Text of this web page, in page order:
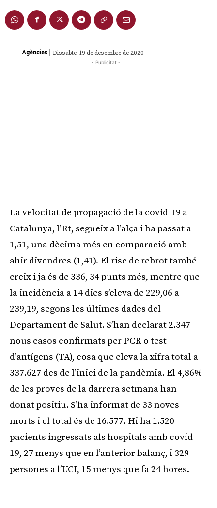
Agències | Dissabte, 19 de desembre de 2020
- Publicitat -
La velocitat de propagació de la covid-19 a
Catalunya, l’Rt, segueix a l’alça i ha passat a
1,51, una dècima més en comparació amb
ahir divendres (1,41). El risc de rebrot també
creix i ja és de 336, 34 punts més, mentre que
la incidència a 14 dies s’eleva de 229,06 a
239,19, segons les últimes dades del
Departament de Salut. S’han declarat 2.347
nous casos confirmats per PCR o test
d’antígens (TA), cosa que eleva la xifra total a
337.627 des de l’inici de la pandèmia. El 4,86%
de les proves de la darrera setmana han
donat positiu. S’ha informat de 33 noves
morts i el total és de 16.577. Hi ha 1.520
pacients ingressats als hospitals amb covid-
19, 27 menys que en l’anterior balanç, i 329
persones a l’UCI, 15 menys que fa 24 hores.